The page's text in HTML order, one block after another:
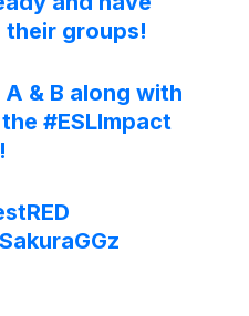
their groups!
& B along with
#ESLImpact